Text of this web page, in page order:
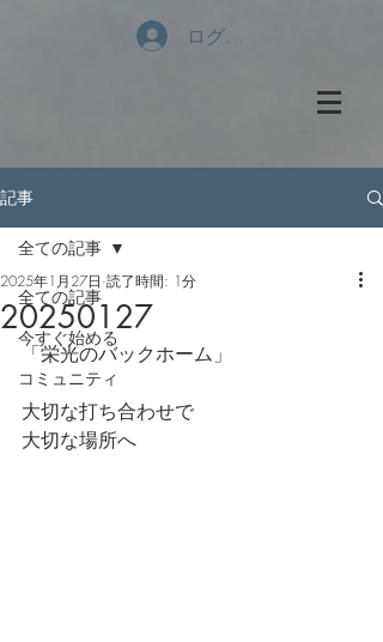
ログイン
記事
全ての記事
今すぐ始める
コミュニティ
全ての記事
20250127
2025年1月27日 読了時間: 1分
「栄光のバックホーム」
大切な打ち合わせで
大切な場所へ